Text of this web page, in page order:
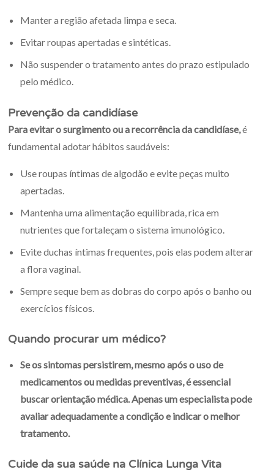
Manter a região afetada limpa e seca.
Evitar roupas apertadas e sintéticas.
Não suspender o tratamento antes do prazo estipulado
pelo médico.
Prevenção da candidíase
Para evitar o surgimento ou a recorrência da candidíase,é
fundamental adotar hábitos saudáveis:
Use roupas íntimas de algodão e evite peças muito
apertadas.
Mantenha uma alimentação equilibrada, rica em
nutrientes que fortaleçam o sistema imunológico.
Evite duchas íntimas frequentes, pois elas podem alterar
a flora vaginal.
Sempre seque bem as dobras do corpo após o banho ou
exercícios físicos.
Quando procurar um médico?
Se os sintomas persistirem, mesmo após o uso de
medicamentos ou medidas preventivas, é essencial
buscar orientação médica. Apenas um especialista pode
avaliar adequadamente a condição e indicar o melhor
tratamento.
Cuide da sua saúde na Clínica Lunga Vita